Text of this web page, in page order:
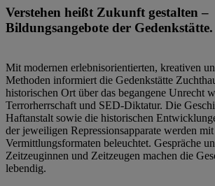
Verstehen heißt Zukunft gestalten –
Bildungsangebote der Gedenkstätte.
Mit modernen erlebnisorientierten, kreativen
Methoden informiert die Gedenkstätte
historischen Ort über das begangene Unrecht
Terrorherrschaft und SED-Diktatur. Die
Haftanstalt sowie die historischen
der jeweiligen Repressionsapparate werden
Vermittlungsformaten beleuchtet. Gespräche
Zeitzeuginnen und Zeitzeugen machen die
lebendig.